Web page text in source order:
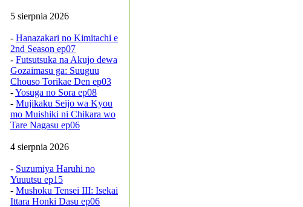
5 sierpnia 2026
- Hanazakari no Kimitachi e
2nd Season ep07
- Futsutsuka na Akujo dewa
Gozaimasu ga: Suuguu
Chouso Torikae Den ep03
-Yosuga no Sora ep08
- Mujikaku Seijo wa Kyou
mo Muishiki ni Chikara wo
Tare Nagasu ep06
4 sierpnia 2026
- Suzumiya Haruhi no
Yuuutsu ep15
- Mushoku Tensei III: Isekai
Ittara Honki Dasu ep06